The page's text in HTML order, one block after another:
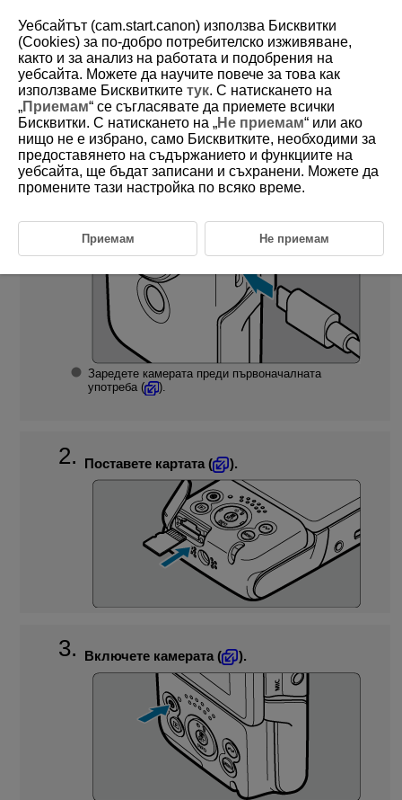
D250-005
Подготовка
Заредете камерата ( ).
Заредете камерата преди първоначалната
употреба (
).
Поставете картата ( ).
Включете камерата ( ).
Уебсайтът (cam.start.canon) използва Бисквитки
(Cookies) за по-добро потребителско изживяване,
както и за анализ на работата и подобрения на
уебсайта. Можете да научите повече за това как
използваме Бисквитките тук. С натискането на
„Приемам“ се съгласявате да приемете всички
Бисквитки. С натискането на „Не приемам“ или ако
нищо не е избрано, само Бисквитките, необходими за
предоставянето на съдържанието и функциите на
уебсайта, ще бъдат записани и съхранени. Можете да
промените тази настройка по всяко време.
Приемам Не приемам